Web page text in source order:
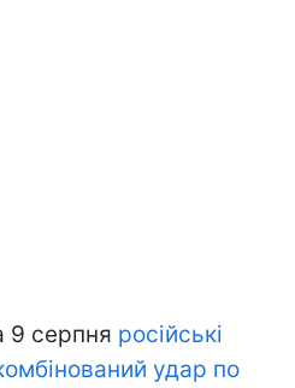
9 серпня російські
удар по